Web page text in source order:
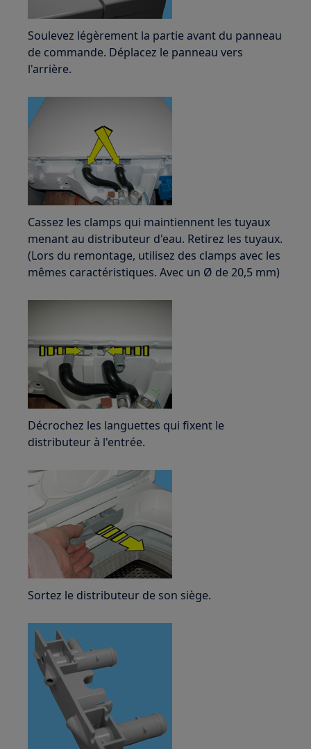
Soulevez légèrement la partie avant du panneau
de commande. Déplacez le panneau vers
l'arrière.
Cassez les clamps qui maintiennent les tuyaux
menant au distributeur d'eau. Retirez les tuyaux.
(Lors du remontage, utilisez des clamps avec les
mêmes caractéristiques. Avec un Ø de 20,5 mm)
Décrochez les languettes qui fixent le
distributeur à l'entrée.
Sortez le distributeur de son siège.